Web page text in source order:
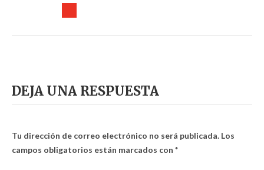
DEJA UNA RESPUESTA
Tu dirección de correo electrónico no será publicada. Los
campos obligatorios están marcados con *